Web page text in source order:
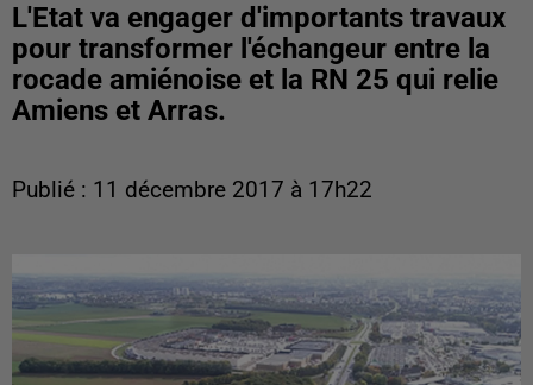
L'Etat va engager d'importants travaux
pour transformer l'échangeur entre la
rocade amiénoise et la RN 25 qui relie
Amiens et Arras.
Publié : 11 décembre 2017 à 17h22